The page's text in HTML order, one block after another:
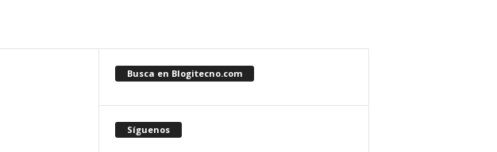
Busca en Blogitecno.com
Síguenos